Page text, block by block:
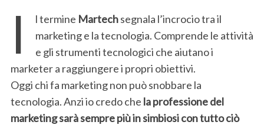
I l termine Martechsegnala l’incrocio tra il
marketing e la tecnologia. Comprende le attività
e gli strumenti tecnologici che aiutano i
marketer a raggiungere i propri obiettivi.
Oggi chi fa marketing non può snobbare la
tecnologia. Anzi io credo che la professione del
marketing sarà sempre più in simbiosi con tutto ciò